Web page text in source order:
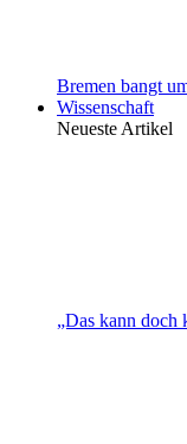
Bremen bangt
Wissenschaft
Neueste Artikel
„Das kann